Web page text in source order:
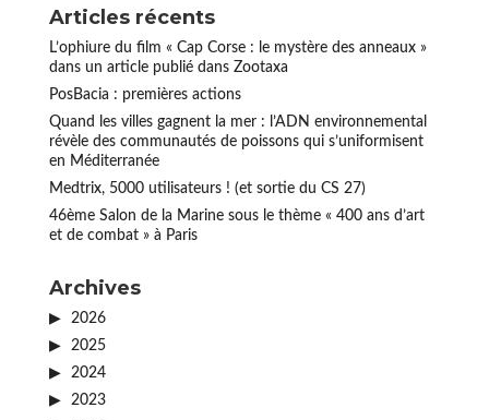
Articles récents
L’ophiure du film « Cap Corse : le mystère des anneaux »
dans un article publié dans Zootaxa
PosBacia : premières actions
Quand les villes gagnent la mer : l’ADN environnemental
révèle des communautés de poissons qui s’uniformisent
en Méditerranée
Medtrix, 5000 utilisateurs ! (et sortie du CS 27)
46ème Salon de la Marine sous le thème « 400 ans d’art
et de combat » à Paris
Archives
2026
2025
2024
2023